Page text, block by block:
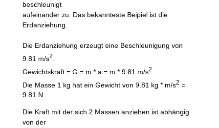
beschleunigt
aufeinander zu. Das bekannteste Beipiel ist die
Erdanziehung.
Die Erdanziehung erzeugt eine Beschleunigung von
9.81 m/s2
Gewichtskraft = G = m * a = m * 9.81 m/s2
Die Masse 1 kg hat ein Gewicht von 9.81 kg * m/s2 =
9.81 N
Die Kraft mit der sich 2 Massen anziehen ist abhängig
von der